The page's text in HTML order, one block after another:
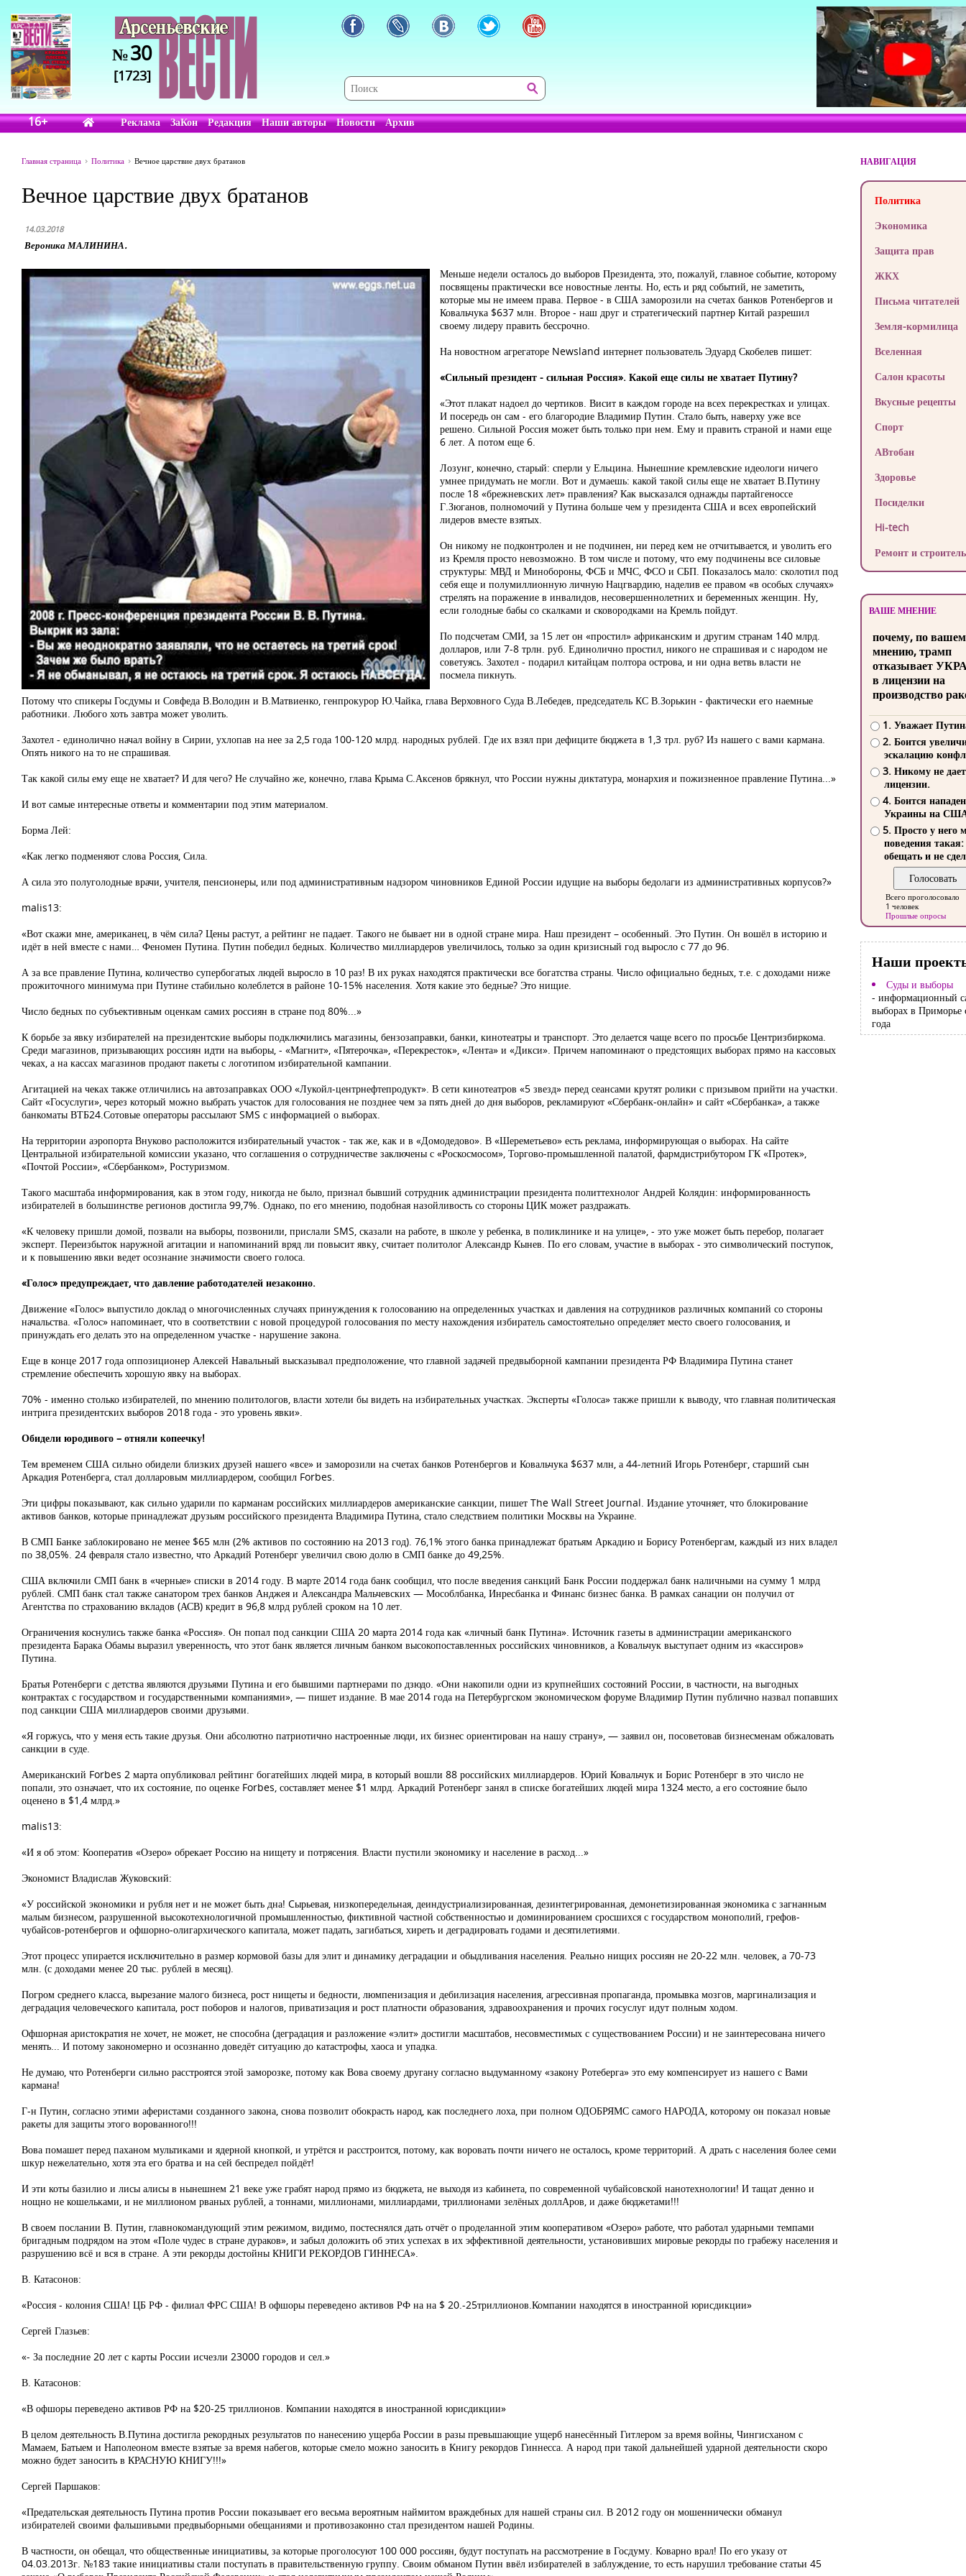
№30
[1723]
16+ Реклама ЗаКон Редакция Наши авторы Новости Архив
Главная страница Политика Вечное царствие двух братанов
Вечное царствие двух братанов
14.03.2018
Вероника МАЛИНИНА.
Меньше недели осталось до выборов Президента, это, пожалуй, главное событие, которому
посвящены практически все новостные ленты. Но, есть и ряд событий, не заметить,
которые мы не имеем права. Первое - в США заморозили на счетах банков Ротенбергов и
Ковальчука $637 млн. Второе - наш друг и стратегический партнер Китай разрешил
своему лидеру править бессрочно.
На новостном агрегаторе Newsland интернет пользователь Эдуард Скобелев пишет:
«Сильный президент - сильная Россия». Какой еще силы не хватает Путину?
«Этот плакат надоел до чертиков. Висит в каждом городе на всех перекрестках и улицах.
И посередь он сам - его благородие Владимир Путин. Стало быть, наверху уже все
решено. Сильной Россия может быть только при нем. Ему и править страной и нами еще
6 лет. А потом еще 6.
Лозунг, конечно, старый: сперли у Ельцина. Нынешние кремлевские идеологи ничего
умнее придумать не могли. Вот и думаешь: какой такой силы еще не хватает В.Путину
после 18 «брежневских лет» правления? Как высказался однажды партайгеноссе
Г.Зюганов, полномочий у Путина больше чем у президента США и всех европейский
лидеров вместе взятых.
Он никому не подконтролен и не подчинен, ни перед кем не отчитывается, и уволить его
из Кремля просто невозможно. В том числе и потому, что ему подчинены все силовые
структуры: МВД и Минобороны, ФСБ и МЧС, ФСО и СБП. Показалось мало: сколотил под
себя еще и полумиллионную личную Нацгвардию, наделив ее правом «в особых случаях»
стрелять на поражение в инвалидов, несовершеннолетних и беременных женщин. Ну,
если голодные бабы со скалками и сковородками на Кремль пойдут.
По подсчетам СМИ, за 15 лет он «простил» африканским и другим странам 140 млрд.
долларов, или 7-8 трлн. руб. Единолично простил, никого не спрашивая и с народом не
советуясь. Захотел - подарил китайцам полтора острова, и ни одна ветвь власти не
посмела пикнуть.
Потому что спикеры Госдумы и Совфеда В.Володин и В.Матвиенко, генпрокурор Ю.Чайка, глава Верховного Суда В.Лебедев, председатель КС В.Зорькин - фактически его наемные
работники. Любого хоть завтра может уволить.
Захотел - единолично начал войну в Сирии, ухлопав на нее за 2,5 года 100-120 млрд. народных рублей. Где их взял при дефиците бюджета в 1,3 трл. руб? Из нашего с вами кармана.
Опять никого на то не спрашивая.
Так какой силы ему еще не хватает? И для чего? Не случайно же, конечно, глава Крыма С.Аксенов брякнул, что России нужны диктатура, монархия и пожизненное правление Путина...»
И вот самые интересные ответы и комментарии под этим материалом.
Борма Лей:
«Как легко подменяют слова Россия, Сила.
А сила это полуголодные врачи, учителя, пенсионеры, или под административным надзором чиновников Единой России идущие на выборы бедолаги из административных корпусов?»
malis13:
«Вот скажи мне, американец, в чём сила? Цены растут, а рейтинг не падает. Такого не бывает ни в одной стране мира. Наш президент – особенный. Это Путин. Он вошёл в историю и
идёт в ней вместе с нами… Феномен Путина. Путин победил бедных. Количество миллиардеров увеличилось, только за один кризисный год выросло с 77 до 96.
А за все правление Путина, количество супербогатых людей выросло в 10 раз! В их руках находятся практически все богатства страны. Число официально бедных, т.е. с доходами ниже
прожиточного минимума при Путине стабильно колеблется в районе 10-15% населения. Хотя какие это бедные? Это нищие.
Число бедных по субъективным оценкам самих россиян в стране под 80%...»
К борьбе за явку избирателей на президентские выборы подключились магазины, бензозаправки, банки, кинотеатры и транспорт. Это делается чаще всего по просьбе Центризбиркома.
Среди магазинов, призывающих россиян идти на выборы, - «Магнит», «Пятерочка», «Перекресток», «Лента» и «Дикси». Причем напоминают о предстоящих выборах прямо на кассовых
чеках, а на кассах магазинов продают пакеты с логотипом избирательной кампании.
Агитацией на чеках также отличились на автозаправках ООО «Лукойл-центрнефтепродукт». В сети кинотеатров «5 звезд» перед сеансами крутят ролики с призывом прийти на участки.
Сайт «Госуслуги», через который можно выбрать участок для голосования не позднее чем за пять дней до дня выборов, рекламируют «Сбербанк-онлайн» и сайт «Сбербанка», а также
банкоматы ВТБ24.Сотовые операторы рассылают SMS с информацией о выборах.
На территории аэропорта Внуково расположится избирательный участок - так же, как и в «Домодедово». В «Шереметьево» есть реклама, информирующая о выборах. На сайте
Центральной избирательной комиссии указано, что соглашения о сотрудничестве заключены с «Роскосмосом», Торгово-промышленной палатой, фармдистрибутором ГК «Протек»,
«Почтой России», «Сбербанком», Ростуризмом.
Такого масштаба информирования, как в этом году, никогда не было, признал бывший сотрудник администрации президента политтехнолог Андрей Колядин: информированность
избирателей в большинстве регионов достигла 99,7%. Однако, по его мнению, подобная назойливость со стороны ЦИК может раздражать.
«К человеку пришли домой, позвали на выборы, позвонили, прислали SMS, сказали на работе, в школе у ребенка, в поликлинике и на улице», - это уже может быть перебор, полагает
эксперт. Переизбыток наружной агитации и напоминаний вряд ли повысит явку, считает политолог Александр Кынев. По его словам, участие в выборах - это символический поступок,
и к повышению явки ведет осознание значимости своего голоса.
«Голос» предупреждает, что давление работодателей незаконно.
Движение «Голос» выпустило доклад о многочисленных случаях принуждения к голосованию на определенных участках и давления на сотрудников различных компаний со стороны
начальства. «Голос» напоминает, что в соответствии с новой процедурой голосования по месту нахождения избиратель самостоятельно определяет место своего голосования, и
принуждать его делать это на определенном участке - нарушение закона.
Еще в конце 2017 года оппозиционер Алексей Навальный высказывал предположение, что главной задачей предвыборной кампании президента РФ Владимира Путина станет
стремление обеспечить хорошую явку на выборах.
70% - именно столько избирателей, по мнению политологов, власти хотели бы видеть на избирательных участках. Эксперты «Голоса» также пришли к выводу, что главная политическая
интрига президентских выборов 2018 года - это уровень явки».
Обидели юродивого – отняли копеечку!
Тем временем США сильно обидели близких друзей нашего «все» и заморозили на счетах банков Ротенбергов и Ковальчука $637 млн, а 44-летний Игорь Ротенберг, старший сын
Аркадия Ротенберга, стал долларовым миллиардером, сообщил Forbes.
Эти цифры показывают, как сильно ударили по карманам российских миллиардеров американские санкции, пишет The Wall Street Journal. Издание уточняет, что блокирование
активов банков, которые принадлежат друзьям российского президента Владимира Путина, стало следствием политики Москвы на Украине.
В СМП Банке заблокировано не менее $65 млн (2% активов по состоянию на 2013 год). 76,1% этого банка принадлежат братьям Аркадию и Борису Ротенбергам, каждый из них владел
по 38,05%. 24 февраля стало известно, что Аркадий Ротенберг увеличил свою долю в СМП банке до 49,25%.
США включили СМП банк в «черные» списки в 2014 году. В марте 2014 года банк сообщил, что после введения санкций Банк России поддержал банк наличными на сумму 1 млрд
рублей. СМП банк стал также санатором трех банков Анджея и Александра Мальчевских — Мособлбанка, Инресбанка и Финанс бизнес банка. В рамках санации он получил от
Агентства по страхованию вкладов (АСВ) кредит в 96,8 млрд рублей сроком на 10 лет.
Ограничения коснулись также банка «Россия». Он попал под санкции США 20 марта 2014 года как «личный банк Путина». Источник газеты в администрации американского
президента Барака Обамы выразил уверенность, что этот банк является личным банком высокопоставленных российских чиновников, а Ковальчук выступает одним из «кассиров»
Путина.
Братья Ротенберги с детства являются друзьями Путина и его бывшими партнерами по дзюдо. «Они накопили одни из крупнейших состояний России, в частности, на выгодных
контрактах с государством и государственными компаниями», — пишет издание. В мае 2014 года на Петербургском экономическом форуме Владимир Путин публично назвал попавших
под санкции США миллиардеров своими друзьями.
«Я горжусь, что у меня есть такие друзья. Они абсолютно патриотично настроенные люди, их бизнес ориентирован на нашу страну», — заявил он, посоветовав бизнесменам обжаловать
санкции в суде.
Американский Forbes 2 марта опубликовал рейтинг богатейших людей мира, в который вошли 88 российских миллиардеров. Юрий Ковальчук и Борис Ротенберг в это число не
попали, это означает, что их состояние, по оценке Forbes, составляет менее $1 млрд. Аркадий Ротенберг занял в списке богатейших людей мира 1324 место, а его состояние было
оценено в $1,4 млрд.»
malis13:
«И я об этом: Кооператив «Озеро» обрекает Россию на нищету и потрясения. Власти пустили экономику и население в расход...»
Экономист Владислав Жуковский:
«У российской экономики и рубля нет и не может быть дна! Cырьевая, низкопередельная, деиндустриализированная, дезинтегрированная, демонетизированная экономика с загнанным
малым бизнесом, разрушенной высокотехнологичной промышленностью, фиктивной частной собственностью и доминированием сросшихся с государством монополий, грефов-
чубайсов-ротенбергов и офшорно-олигархического капитала, может падать, загибаться, хиреть и деградировать годами и десятилетиями.
Этот процесс упирается исключительно в размер кормовой базы для элит и динамику деградации и обыдливания населения. Реально нищих россиян не 20-22 млн. человек, а 70-73
млн. (с доходами менее 20 тыс. рублей в месяц).
Погром среднего класса, вырезание малого бизнеса, рост нищеты и бедности, люмпенизация и дебилизация населения, агрессивная пропаганда, промывка мозгов, маргинализация и
деградация человеческого капитала, рост поборов и налогов, приватизация и рост платности образования, здравоохранения и прочих госуслуг идут полным ходом.
Офшорная аристократия не хочет, не может, не способна (деградация и разложение «элит» достигли масштабов, несовместимых с существованием России) и не заинтересована ничего
менять... И потому закономерно и осознанно доведёт ситуацию до катастрофы, хаоса и упадка.
Не думаю, что Ротенберги сильно расстроятся этой заморозке, потому как Вова своему другану согласно выдуманному «закону Ротеберга» это ему компенсирует из нашего с Вами
кармана!
Г-н Путин, согласно этими аферистами созданного закона, снова позволит обокрасть народ, как последнего лоха, при полном ОДОБРЯМС самого НАРОДА, которому он показал новые
ракеты для защиты этого ворованного!!!
Вова помашет перед паханом мультиками и ядерной кнопкой, и утрётся и расстроится, потому, как воровать почти ничего не осталось, кроме территорий. А драть с населения более семи
шкур нежелательно, хотя эта его братва и на сей беспредел пойдёт!
И эти коты базилио и лисы алисы в нынешнем 21 веке уже грабят народ прямо из бюджета, не выходя из кабинета, по современной чубайсовской нанотехнологии! И тащат денно и
нощно не кошельками, и не миллионом рваных рублей, а тоннами, миллионами, миллиардами, триллионами зелёных доллАров, и даже бюджетами!!!
В своем послании В. Путин, главнокомандующий этим режимом, видимо, постеснялся дать отчёт о проделанной этим кооперативом «Озеро» работе, что работал ударными темпами
бригадным подрядом на этом «Поле чудес в стране дураков», и забыл доложить об этих успехах в их эффективной деятельности, установивших мировые рекорды по грабежу населения и
разрушению всё и вся в стране. А эти рекорды достойны КНИГИ РЕКОРДОВ ГИННЕСА».
В. Катасонов:
«Россия - колония США! ЦБ РФ - филиал ФРС США! В офшоры переведено активов РФ на на $ 20.-25триллионов.Компании находятся в иностранной юрисдикции»
Сергей Глазьев:
«- За последние 20 лет с карты России исчезли 23000 городов и сел.»
В. Катасонов:
«В офшоры переведено активов РФ на $20-25 триллионов. Компании находятся в иностранной юрисдикции»
В целом деятельность В.Путина достигла рекордных результатов по нанесению ущерба России в разы превышающие ущерб нанесённый Гитлером за время войны, Чингисханом с
Мамаем, Батыем и Наполеоном вместе взятые за время набегов, которые смело можно заносить в Книгу рекордов Гиннесса. А народ при такой дальнейшей ударной деятельности скоро
можно будет заносить в КРАСНУЮ КНИГУ!!!»
Сергей Паршаков:
«Предательская деятельность Путина против России показывает его весьма вероятным наймитом враждебных для нашей страны сил. В 2012 году он мошеннически обманул
избирателей своими фальшивыми предвыборными обещаниями и противозаконно стал президентом нашей Родины.
В частности, он обещал, что общественные инициативы, за которые проголосуют 100 000 россиян, будут поступать на рассмотрение в Госдуму. Коварно врал! По его указу от
04.03.2013г. №183 такие инициативы стали поступать в правительственную группу. Своим обманом Путин ввёл избирателей в заблуждение, то есть нарушил требование статьи 45
НАВИГАЦИЯ
Политика
Экономика
Защита прав
ЖКХ
Письма читателей
Земля-кормилица
Вселенная
Салон красоты
Вкусные рецепты
Спорт
АВтобан
Здоровье
Посиделки
Hi-tech
Ремонт и
ВАШЕ МНЕНИЕ
почему, по
мнению, трамп
отказывает
в лицензии на
производство
1. Уважает
2. Боится
эскалацию
3. Никому не
лицензии.
4. Боится
Украины на
5. Просто у него
поведения такая:
обещать и не
Всего проголосовало
1 человек
Прошлые опросы
Наши
Суды и выборы
- информационный
выборах в Приморье
года